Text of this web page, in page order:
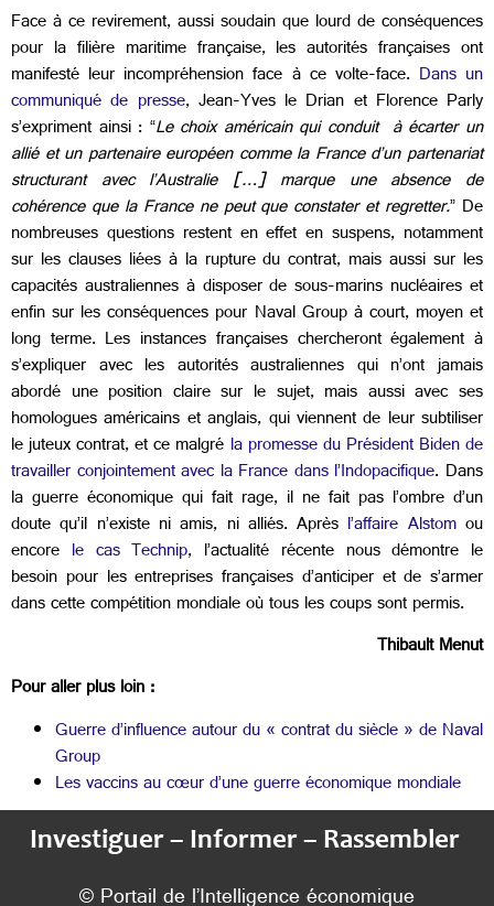
Face à ce revirement, aussi soudain que lourd de conséquences
pour la filière maritime française, les autorités françaises ont
manifesté leur incompréhension face à ce volte-face. Dans un
communiqué de presse, Jean-Yves le Drian et Florence Parly
s’expriment ainsi : “Le choix américain qui conduit à écarter un
allié et un partenaire européen comme la France d’un partenariat
structurant avec l’Australie […] marque une absence de
cohérence que la France ne peut que constater et regretter.” De
nombreuses questions restent en effet en suspens, notamment
sur les clauses liées à la rupture du contrat, mais aussi sur les
capacités australiennes à disposer de sous-marins nucléaires et
enfin sur les conséquences pour Naval Group à court, moyen et
long terme. Les instances françaises chercheront également à
s’expliquer avec les autorités australiennes qui n’ont jamais
abordé une position claire sur le sujet, mais aussi avec ses
homologues américains et anglais, qui viennent de leur subtiliser
le juteux contrat, et ce malgré la promesse du Président Biden de
travailler conjointement avec la France dans l’Indopacifique. Dans
la guerre économique qui fait rage, il ne fait pas l’ombre d’un
doute qu’il n’existe ni amis, ni alliés. Après l’affaire Alstomou
encore le cas Technip, l’actualité récente nous démontre le
besoin pour les entreprises françaises d’anticiper et de s’armer
dans cette compétition mondiale où tous les coups sont permis.
Thibault Menut
Pour aller plus loin :
Guerre d’influence autour du « contrat du siècle » de Naval
Group
Les vaccins au cœur d’une guerre économique mondiale
Investiguer – Informer – Rassembler